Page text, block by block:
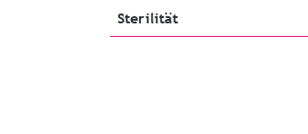
Sterilität